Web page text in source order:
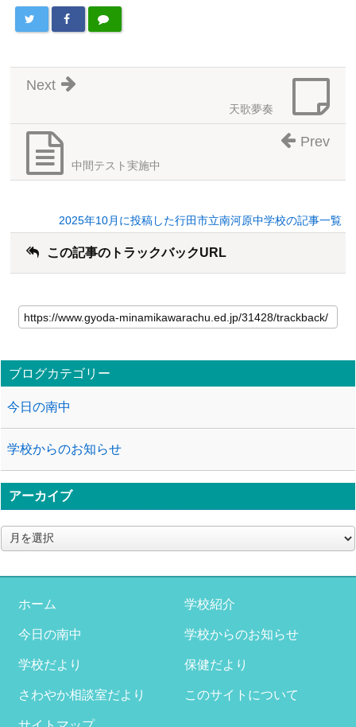
天歌夢奏
Next
中間テスト実施中
Prev
2025年10月に投稿した行田市立南河原中学校の記事一覧
この記事のトラックバックURL
ブログカテゴリー
今日の南中
学校からのお知らせ
アーカイブ
ア
ー
イ
ホーム 学校紹介
今日の南中 学校からのお知らせ
学校だより 保健だより
さわやか相談室だより このサイトについて